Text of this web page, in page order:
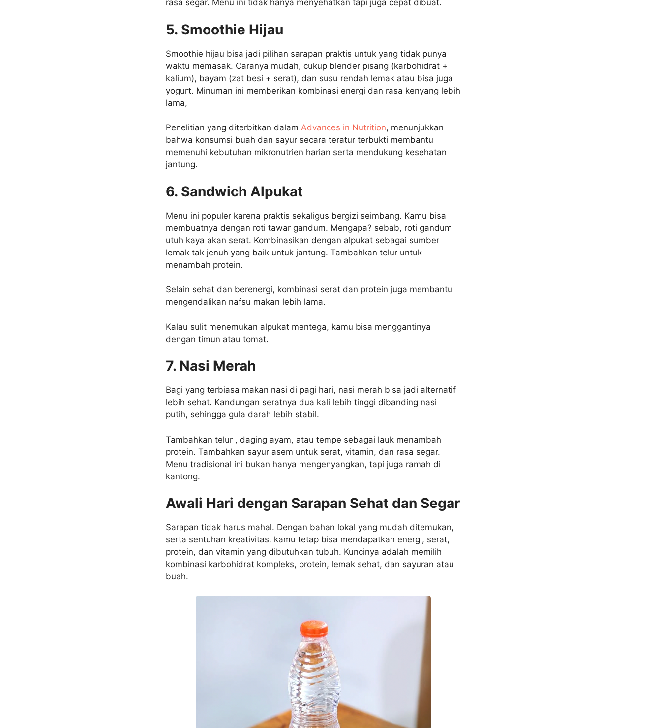
rasa segar. Menu ini tidak hanya menyehatkan tapi juga cepat dibuat.
5. Smoothie Hijau
Smoothie hijau bisa jadi pilihan sarapan praktis untuk yang tidak punya
waktu memasak. Caranya mudah, cukup blender pisang (karbohidrat +
kalium), bayam (zat besi + serat), dan susu rendah lemak atau bisa juga
yogurt. Minuman ini memberikan kombinasi energi dan rasa kenyang lebih
lama,
Penelitian yang diterbitkan dalam Advances in Nutrition, menunjukkan
bahwa konsumsi buah dan sayur secara teratur terbukti membantu
memenuhi kebutuhan mikronutrien harian serta mendukung kesehatan
jantung.
6. Sandwich Alpukat
Menu ini populer karena praktis sekaligus bergizi seimbang. Kamu bisa
membuatnya dengan roti tawar gandum. Mengapa? sebab, roti gandum
utuh kaya akan serat. Kombinasikan dengan alpukat sebagai sumber
lemak tak jenuh yang baik untuk jantung. Tambahkan telur untuk
menambah protein.
Selain sehat dan berenergi, kombinasi serat dan protein juga membantu
mengendalikan nafsu makan lebih lama.
Kalau sulit menemukan alpukat mentega, kamu bisa menggantinya
dengan timun atau tomat.
7. Nasi Merah
Bagi yang terbiasa makan nasi di pagi hari, nasi merah bisa jadi alternatif
lebih sehat. Kandungan seratnya dua kali lebih tinggi dibanding nasi
putih, sehingga gula darah lebih stabil.
Tambahkan telur , daging ayam, atau tempe sebagai lauk menambah
protein. Tambahkan sayur asem untuk serat, vitamin, dan rasa segar.
Menu tradisional ini bukan hanya mengenyangkan, tapi juga ramah di
kantong.
Awali Hari dengan Sarapan Sehat dan Segar
Sarapan tidak harus mahal. Dengan bahan lokal yang mudah ditemukan,
serta sentuhan kreativitas, kamu tetap bisa mendapatkan energi, serat,
protein, dan vitamin yang dibutuhkan tubuh. Kuncinya adalah memilih
kombinasi karbohidrat kompleks, protein, lemak sehat, dan sayuran atau
buah.